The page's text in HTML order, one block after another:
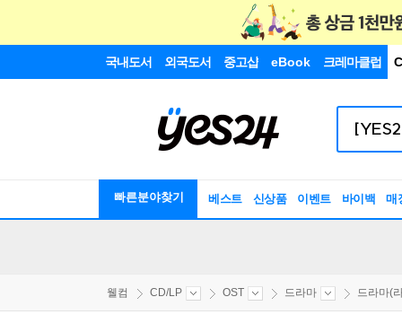
국내도서 외국도서 중고샵 eBook 크레마클럽
빠른분야찾기 베스트 신상품 이벤트 바이백 매
웰컴 CD/LP OST 드라마 드라마(